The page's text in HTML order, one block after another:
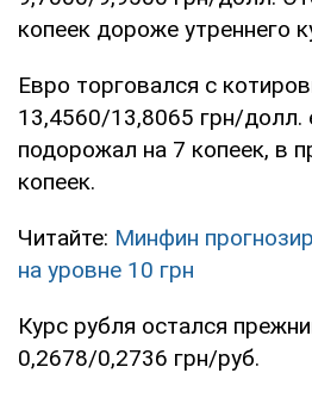
копеек дороже утреннего
Евро торговался с
13,4560/13,8065 грн/долл.
подорожал на 7 копеек, в
копеек.
Читайте: Минфин
на уровне 10 грн
Курс рубля остался
0,2678/0,2736 грн/руб.